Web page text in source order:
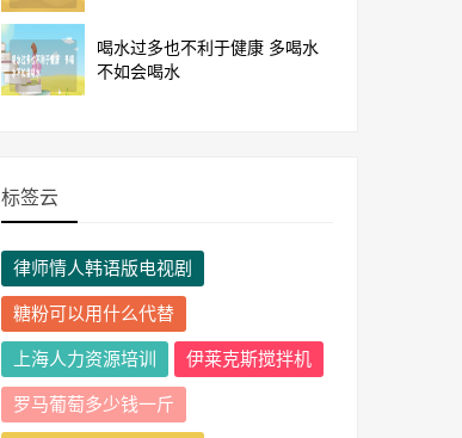
喝水过多也不利于健康 多喝水
不如会喝水
标签云
律师情人韩语版电视剧
糖粉可以用什么代替
上海人力资源培训 伊莱克斯搅拌机
罗马葡萄多少钱一斤